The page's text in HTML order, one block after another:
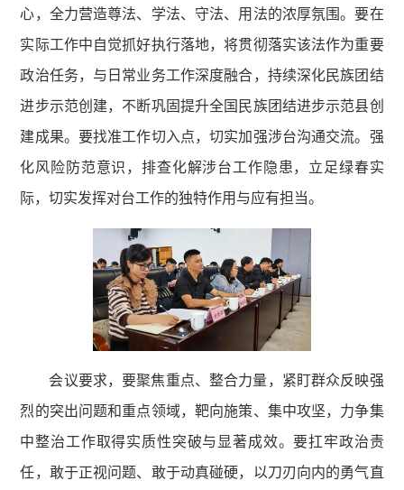
心，全力营造尊法、学法、守法、用法的浓厚氛围。要在
实际工作中自觉抓好执行落地，将贯彻落实该法作为重要
政治任务，与日常业务工作深度融合，持续深化民族团结
进步示范创建，不断巩固提升全国民族团结进步示范县创
建成果。要找准工作切入点，切实加强涉台沟通交流。强
化风险防范意识，排查化解涉台工作隐患，立足绿春实
际，切实发挥对台工作的独特作用与应有担当。
会议要求，要聚焦重点、整合力量，紧盯群众反映强
烈的突出问题和重点领域，靶向施策、集中攻坚，力争集
中整治工作取得实质性突破与显著成效。要扛牢政治责
任，敢于正视问题、敢于动真碰硬，以刀刃向内的勇气直